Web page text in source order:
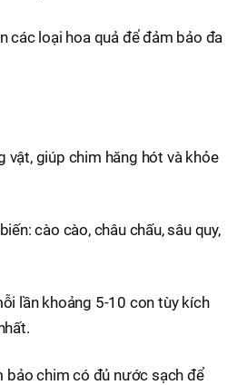
các loại hoa quả để đảm bảo đa
vật, giúp chim hăng hót và khỏe
cào cào, châu chấu, sâu quy,
lần khoảng 5-10 con tùy kích
bảo chim có đủ nước sạch để